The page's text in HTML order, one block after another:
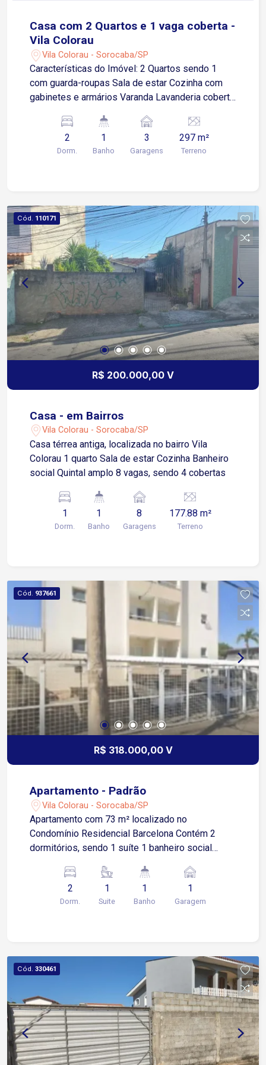
Casa com 2 Quartos e 1 vaga coberta -
Vila Colorau
Vila Colorau - Sorocaba/SP
Características do Imóvel: 2 Quartos sendo 1
com guarda-roupas Sala de estar Cozinha com
gabinetes e armários Varanda Lavanderia coberta
mais veículos no quintal) Quintal grande com
jardim e árvores frutíferas Localização
Privilegiada: Ao lado do centro de Sorocaba
Av. São Paulo. Agende já a sua visita!
2
Dorm.
1
Banho
3
Garagens
297 m²
Terreno
Cód. 110171
R$ 200.000,00 V
Casa - em Bairros
Vila Colorau - Sorocaba/SP
Casa térrea antiga, localizada no bairro Vila
Colorau 1 quarto Sala de estar Cozinha Banheiro
social Quintal amplo 8 vagas, sendo 4 cobertas
1
Dorm.
1
Banho
8
Garagens
177.88 m²
Terreno
Cód. 937661
R$ 318.000,00 V
Apartamento - Padrão
Vila Colorau - Sorocaba/SP
Apartamento com 73 m² localizado no
Condomínio Residencial Barcelona Contém 2
dormitórios, sendo 1 suíte 1 banheiro social
condicionado 1 vaga de garagem coberta
2
Dorm.
1
Suite
1
Banho
1
Garagem
Cód. 330461